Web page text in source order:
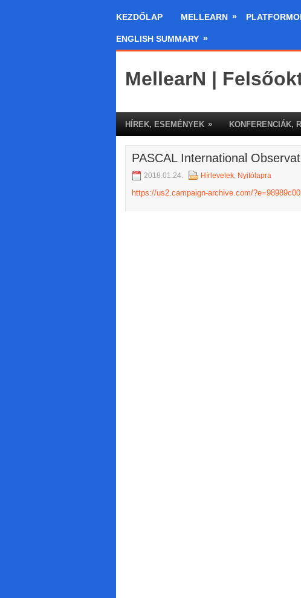
KEZDŐLAP MELLEARN »
ENGLISH SUMMARY »
MellearN |
HÍREK, ESEMÉNYEK » KONFERENCIÁK,
PASCAL International
2018.01.24. Hírlevelek, Nyitólapra
https://us2.campaign-archive.com/